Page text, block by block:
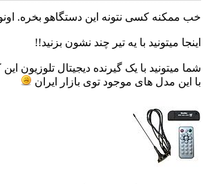
خب ممکنه کسی نتونه این دستگاهو بخره.
اینجا میتونید با یه تیر چند نشون بزنید!!
شما میتونید با یک گیرنده دیجیتال تلوزیون این
با این مدل های موجود توی بازار ایران